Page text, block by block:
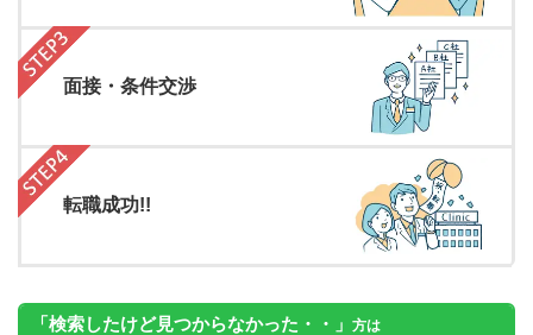
面接・条件交渉
転職成功!!
「検索したけど見つからなかった・・」 方は